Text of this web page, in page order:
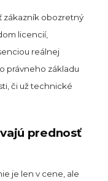
zákazník obozretný
licencií,
reálnej
právneho základu
či už technické
prednosť
je len v cene, ale